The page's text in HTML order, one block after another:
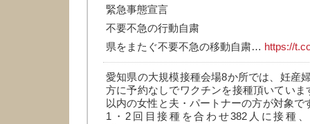
緊急事態宣言
不要不急の行動自粛
県をまたぐ不要不急の移動自粛… https://
愛知県の大規模接種会場8か所では、妊産
方に予約なしでワクチンを接種頂いていま
以内の女性と夫・パートナーの方が対象で
1・2回目接種を合わせ382人に接種